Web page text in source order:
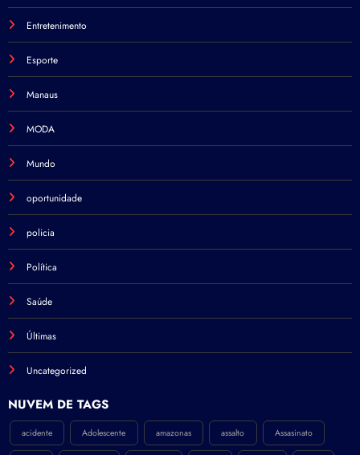
Entretenimento
Esporte
Manaus
MODA
Mundo
oportunidade
policia
Política
Saúde
Últimas
Uncategorized
NÚVEM DE TAGS
acidente Adolescente amazonas assalto Assasinato